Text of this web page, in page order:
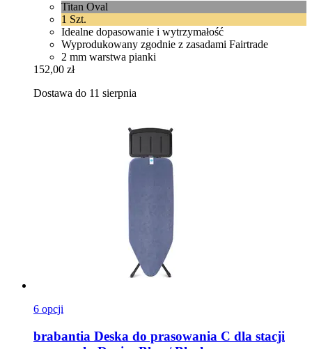
Titan Oval
1 Szt.
Idealne dopasowanie i wytrzymałość
Wyprodukowany zgodnie z zasadami Fairtrade
2 mm warstwa pianki
152,00 zł
Dostawa do 11 sierpnia
6 opcji
brabantia Deska do prasowania C dla stacji